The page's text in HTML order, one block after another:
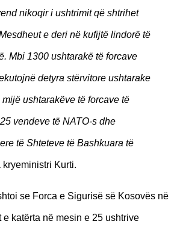
nikoqir i ushtrimit që shtrihet
e deri në kufijtë lindorë të
Mbi 1300 ushtarakë të forcave
detyra stërvitore ushtarake
ushtarakëve të forcave të
vendeve të NATO-s dhe
të Shteteve të Bashkuara të
kryeministri Kurti.
se Forca e Sigurisë së Kosovës në
e katërta në mesin e 25 ushtrive